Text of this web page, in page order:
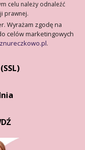
celu należy odnaleźć
prawnej.
Wyrażam zgodę na
celów marketingowych
.